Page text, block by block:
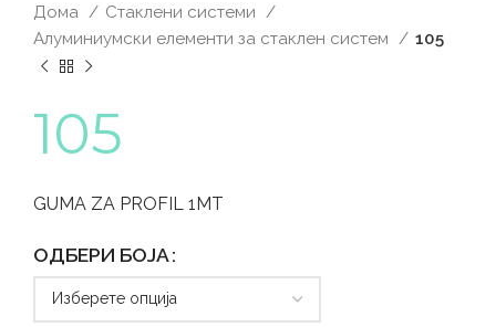
Дома
Стаклени системи
Алуминиумски елементи за стаклен систем
105
105
GUMA ZA PROFIL 1MT
ОДБЕРИ БОЈА